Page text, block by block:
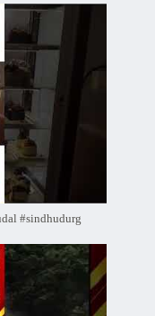
#sindhudurg